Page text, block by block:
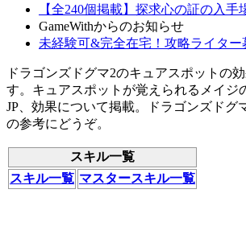
【全240個掲載】探求心の証の入手
GameWithからのお知らせ
未経験可&完全在宅！攻略ライター
ドラゴンズドグマ2のキュアスポットの
す。キュアスポットが覚えられるメイジ
JP、効果について掲載。ドラゴンズドグ
の参考にどうぞ。
スキル一覧
スキル一覧 マスタースキル一覧